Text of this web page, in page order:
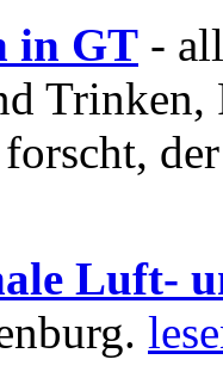
in GT -
Luft-